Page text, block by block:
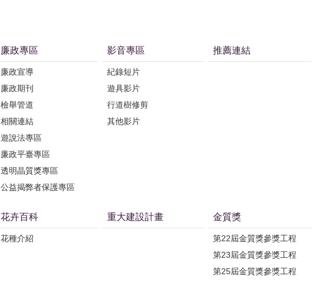
廉政專區
廉政宣導
廉政期刊
檢舉管道
相關連結
遊說法專區
廉政平臺專區
透明晶質獎專區
公益揭弊者保護專區
影音專區
紀錄短片
遊具影片
行道樹修剪
其他影片
推薦連結
花卉百科
花種介紹
重大建設計畫 金質獎
第22屆金質獎參獎工程
第23屆金質獎參獎工程
第25屆金質獎參獎工程